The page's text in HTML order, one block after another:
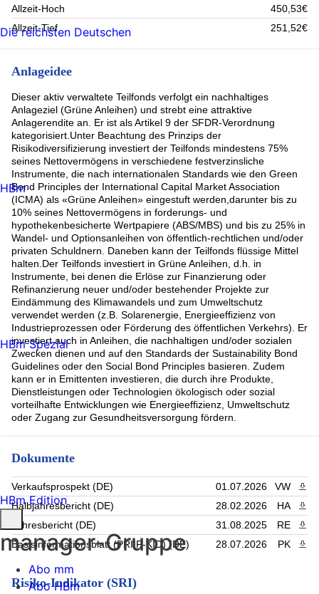
Allzeit-Hoch
450,53€
Allzeit-Tief
251,52€
Anlageidee
Dieser aktiv verwaltete Teilfonds verfolgt ein nachhaltiges
Anlageziel (Grüne Anleihen) und strebt eine attraktive
Anlagerendite an. Er ist als Artikel 9 der SFDR-Verordnung
kategorisiert.Unter Beachtung des Prinzips der
Risikodiversifizierung investiert der Teilfonds mindestens 75%
seines Nettovermögens in verschiedene festverzinsliche
Instrumente, die nach internationalen Standards wie den Green
Bond Principles der International Capital Market Association
(ICMA) als «Grüne Anleihen» eingestuft werden,darunter bis zu
10% seines Nettovermögens in forderungs- und
hypothekenbesicherte Wertpapiere (ABS/MBS) und bis zu 25% in
Wandel- und Optionsanleihen von öffentlich-rechtlichen und/oder
privaten Schuldnern. Daneben kann der Teilfonds flüssige Mittel
halten.Der Teilfonds investiert in Grüne Anleihen, d.h. in
Instrumente, bei denen die Erlöse zur Finanzierung oder
Refinanzierung neuer und/oder bestehender Projekte zur
Eindämmung des Klimawandels und zum Umweltschutz
verwendet werden (z.B. Solarenergie, Energieeffizienz von
Industrieprozessen oder Förderung des öffentlichen Verkehrs). Er
investiert auch in Anleihen, die nachhaltigen und/oder sozialen
Zwecken dienen und auf den Standards der Sustainability Bond
Guidelines oder den Social Bond Principles basieren. Zudem
kann er in Emittenten investieren, die durch ihre Produkte,
Dienstleistungen oder Technologien ökologisch oder sozial
vorteilhafte Entwicklungen wie Energieeffizienz, Umweltschutz
oder Zugang zur Gesundheitsversorgung fördern.
Dokumente
Verkaufsprospekt (DE) 01.07.2026 VW
Halbjahresbericht (DE)
28.02.2026 HA
Jahresbericht (DE)
31.08.2025 RE
Basisinformationsblatt (PRIIP-KID) (DE)
28.07.2026 PK
Risiko-Indikator (SRI)
Die reichsten Deutschen
HBm
HBm Spezial
HBm Edition
manager-Gruppe
Abo mm
Abo HBm